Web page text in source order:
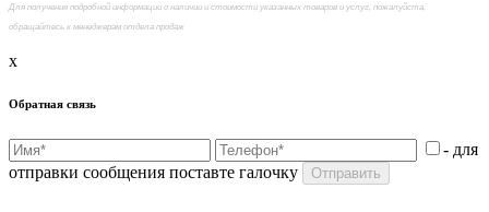
Для получения подробной информации о наличии и стоимости указанных товаров и услуг, пожалуйста,
обращайтесь к менеджерам отдела продаж
x
Обратная связь
- для
отправки сообщения поставте галочку